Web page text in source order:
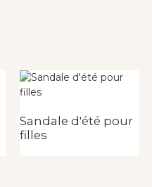
Sandale d'été pour
filles